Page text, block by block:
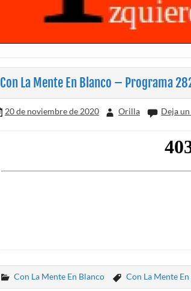
Con La Mente En Blanco – Programa
20 de noviembre de 2020 Orilla Deja
Con La Mente En Blanco Con La Mente